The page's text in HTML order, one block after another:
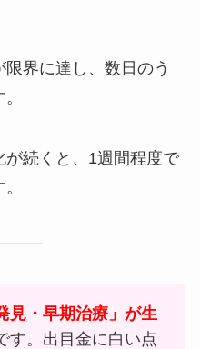
界に達し、数日のう
続くと、1週間程度で
見・早期治療」が生
す。出目金に白い点